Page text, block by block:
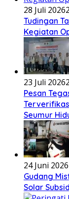
28 Juli 2026
Tudingan
Kegiatan
23 Juli 2026
Pesan
Seumur
24 Juni 2026
Gudang
Solar